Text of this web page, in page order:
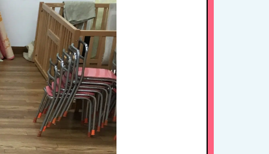
HOME